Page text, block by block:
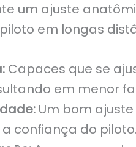
um ajuste
em longas
Capaces que se
em menor
Um bom
confiança do piloto.